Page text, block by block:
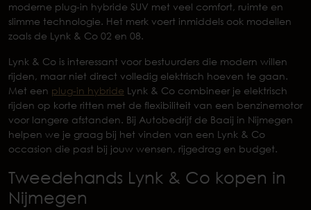
moderne plug-in hybride SUV met veel comfort, ruimte en
slimme technologie. Het merk voert inmiddels ook modellen
zoals de Lynk & Co 02 en 08.
Lynk & Co is interessant voor bestuurders die modern willen
rijden, maar niet direct volledig elektrisch hoeven te gaan.
Met een plug-in hybride Lynk & Co combineer je elektrisch
rijden op korte ritten met de flexibiliteit van een benzinemotor
voor langere afstanden. Bij Autobedrijf de Baaij in Nijmegen
helpen we je graag bij het vinden van een Lynk & Co
occasion die past bij jouw wensen, rijgedrag en budget.
Tweedehands Lynk & Co kopen in
Nijmegen